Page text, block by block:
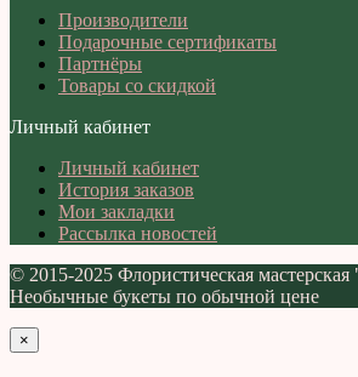
Производители
Подарочные сертификаты
Партнёры
Товары со скидкой
Личный кабинет
Личный кабинет
История заказов
Мои закладки
Рассылка новостей
© 2015-2025 Флористическая
Необычные букеты по обычной цене
×